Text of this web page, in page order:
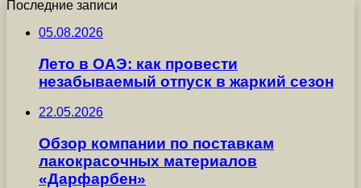
Последние записи
05.08.2026
Лето в ОАЭ: как провести
незабываемый отпуск в жаркий сезон
22.05.2026
Обзор компании по поставкам
лакокрасочных материалов
«Дарфарбен»